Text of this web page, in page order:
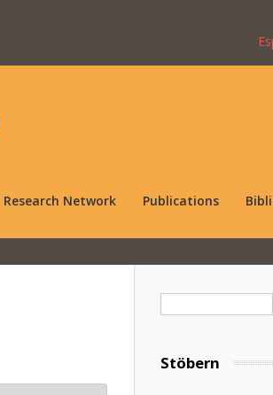
Research Network Publications
Stöbern